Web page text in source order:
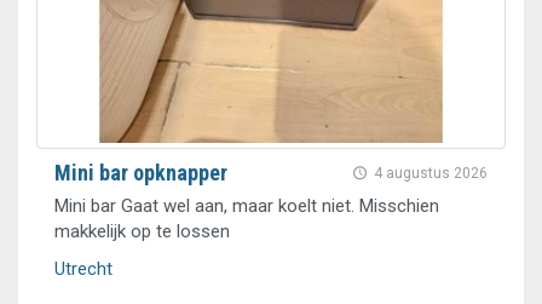
4 augustus 2026
Mini bar opknapper
Mini bar Gaat wel aan, maar koelt niet. Misschien
makkelijk op te lossen
Utrecht